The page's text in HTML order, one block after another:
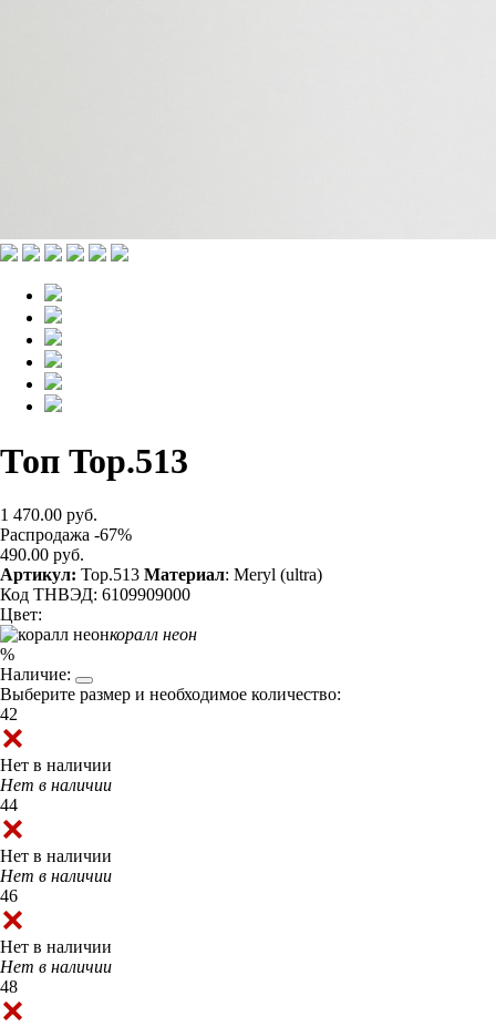
Топ Top.513
1 470.00 руб.
Распродажа -67%
490.00 руб.
Артикул: Top.513 Материал: Meryl (ultra)
Код ТНВЭД: 6109909000
Цвет:
коралл неон
%
Наличие:
Выберите размер и необходимое количество:
42
Нет в наличии
Нет в наличии
44
Нет в наличии
Нет в наличии
46
Нет в наличии
Нет в наличии
48